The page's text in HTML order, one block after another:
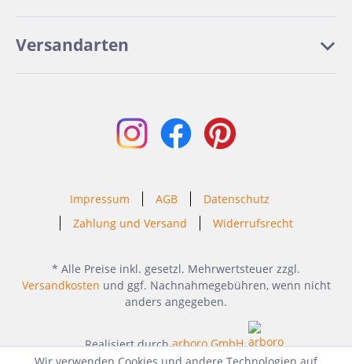
Versandarten
Impressum AGB
Datenschutz
Zahlung und Versand
Widerrufsrecht
* Alle Preise inkl. gesetzl. Mehrwertsteuer zzgl.
Versandkosten und ggf. Nachnahmegebühren, wenn nicht
anders angegeben.
Realisiert durcharboro GmbH